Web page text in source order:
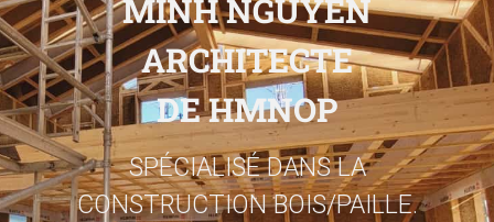
MINH NGUYEN
ARCHITECTE
DE HMNOP
SPÉCIALISÉ DANS LA
CONSTRUCTION BOIS/PAILLE.